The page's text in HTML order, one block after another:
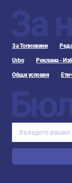
За
За Топновини
Urbo Реклама -
Общи условия